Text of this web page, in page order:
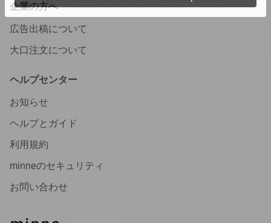
企業の方へ
広告出稿について
大口注文について
ヘルプセンター
お知らせ
ヘルプとガイド
利用規約
minneのセキュリティ
お問い合わせ